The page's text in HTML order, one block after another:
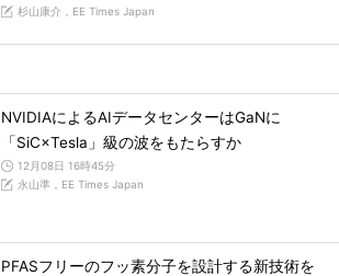
杉山康介，EE Times Japan
NVIDIAによるAIデータセンターはGaNに
「SiC×Tesla」級の波をもたらすか
12月08日 16時45分
永山準，EE Times Japan
PFASフリーのフッ素分子を設計する新技術を